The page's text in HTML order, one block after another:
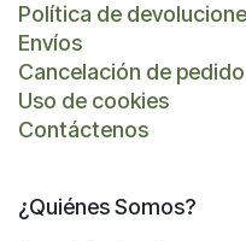
Política de
Envíos
Cancelación de pedido
Uso de cookies
Contáctenos
¿Quiénes Somos?